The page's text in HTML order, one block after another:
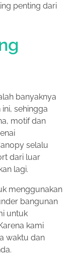
penting dari
banyaknya
sehingga
motif dan
selalu
dari luar
lagi.
menggunakan
bangunan
untuk
kami
waktu dan